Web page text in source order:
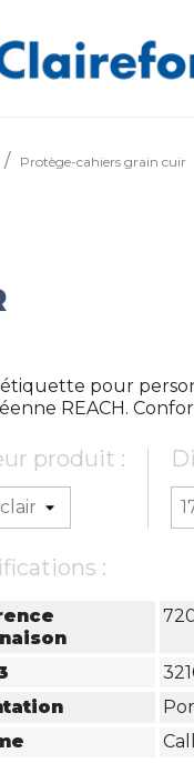
Protège-cahiers grain cuir
pour
REACH.
produit :
: